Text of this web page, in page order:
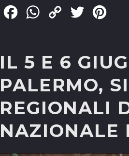
FacebookWhatsApp
Copy
Twitter
IL 5 E 6
PALERMO,
REGIONALI
NAZIONALE